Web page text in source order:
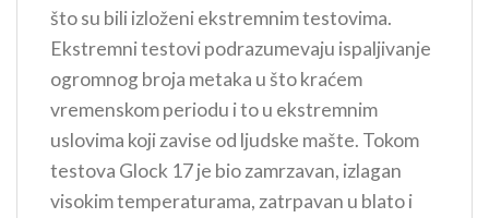
što su bili izloženi ekstremnim testovima.
Ekstremni testovi podrazumevaju ispaljivanje
ogromnog broja metaka u što kraćem
vremenskom periodu i to u ekstremnim
uslovima koji zavise od ljudske mašte. Tokom
testova Glock 17 je bio zamrzavan, izlagan
visokim temperaturama, zatrpavan u blato i